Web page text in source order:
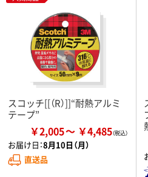
スコッチ[[（R）]]“耐熱アルミ
テープ”
￥2,005 ￥4,485
お届け日：8月10日（月）
直送品